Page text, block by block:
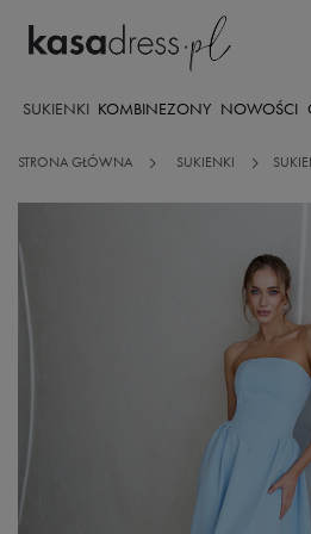
SUKIENKI KOMBINEZONY NOWOŚCI
STRONA GŁÓWNA SUKIENKI